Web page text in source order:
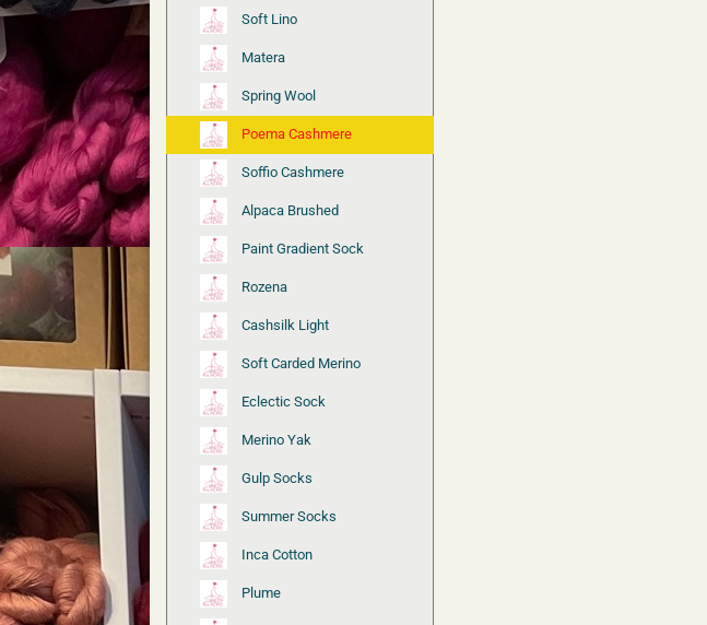
Soft Lino
Matera
Spring Wool
Poema Cashmere
Soffio Cashmere
Alpaca Brushed
Paint Gradient Sock
Rozena
Cashsilk Light
Soft Carded Merino
Eclectic Sock
Merino Yak
Gulp Socks
Summer Socks
Inca Cotton
Plume